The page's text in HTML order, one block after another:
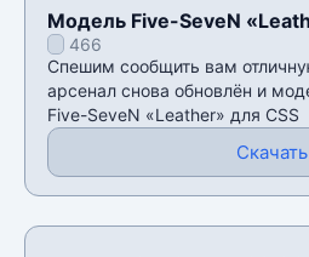
Модель Five-SeveN
466
Спешим сообщить вам
арсенал снова обновлён и
Five-SeveN «Leather» для CSS
Скачать